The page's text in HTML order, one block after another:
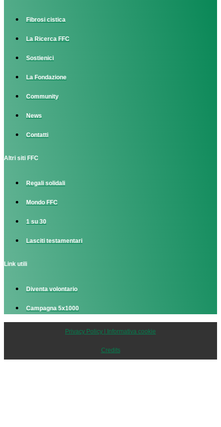
Fibrosi cistica
La Ricerca FFC
Sostienici
La Fondazione
Community
News
Contatti
Altri siti FFC
Regali solidali
Mondo FFC
1 su 30
Lasciti testamentari
Link utili
Diventa volontario
Campagna 5x1000
Privacy Policy | Informativa cookie
Credits